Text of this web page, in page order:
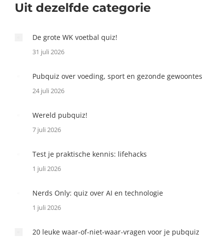
Uit dezelfde categorie
De grote WK voetbal quiz!
31 juli 2026
Pubquiz over voeding, sport en gezonde gewoontes
24 juli 2026
Wereld pubquiz!
7 juli 2026
Test je praktische kennis: lifehacks
1 juli 2026
Nerds Only: quiz over AI en technologie
1 juli 2026
20 leuke waar-of-niet-waar-vragen voor je pubquiz